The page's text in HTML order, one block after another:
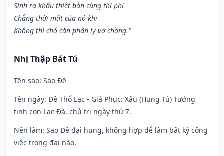
Sinh ra khẩu thiệt bàn cùng thị phi
Chẳng thời mất của nó khi
Không thì chó cắn phân ly vợ chồng.”
Nhị Thập Bát Tú
Tên sao: Sao Đê
Tên ngày: Đê Thổ Lạc - Giả Phục: Xấu (Hung Tú) Tướng
tinh con Lạc Đà, chủ trị ngày thứ 7.
Nên làm: Sao Đê đại hung, không hợp để làm bất kỳ công
việc trọng đại nào.